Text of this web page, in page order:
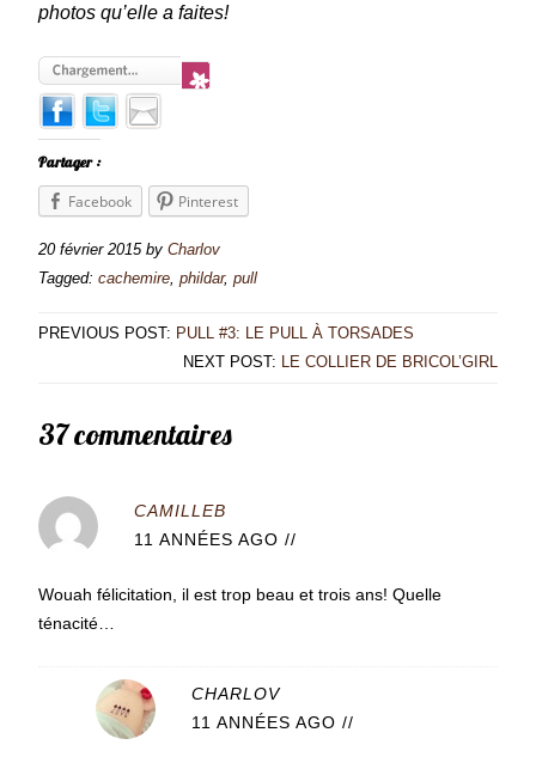
photos qu’elle a faites!
Partager :
Facebook Pinterest
20 février 2015by Charlov
Tagged: cachemire, phildar, pull
PREVIOUS POST: PULL #3: LE PULL À TORSADES
NEXT POST: LE COLLIER DE BRICOL’GIRL
37 commentaires
CAMILLEB
11 ANNÉES AGO //
Wouah félicitation, il est trop beau et trois ans! Quelle
ténacité…
CHARLOV
11 ANNÉES AGO //